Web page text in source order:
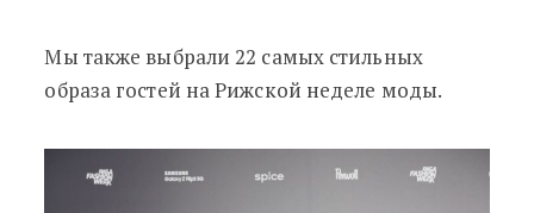
Мы также выбрали 22 самых стильных
образа гостей на Рижской неделе моды.